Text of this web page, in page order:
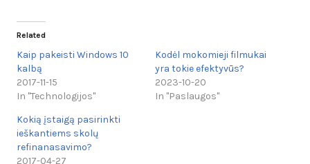
Related
Kaip pakeisti Windows 10
kalbą
2017-11-15
In "Technologijos"
Kodėl mokomieji filmukai
yra tokie efektyvūs?
2023-10-20
In "Paslaugos"
Kokią įstaigą pasirinkti
ieškantiems skolų
refinanasavimo?
2017-04-27